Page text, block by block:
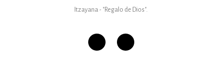
Itzayana - "Regalo de Dios".